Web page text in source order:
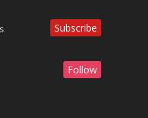
Subscribe
Follow